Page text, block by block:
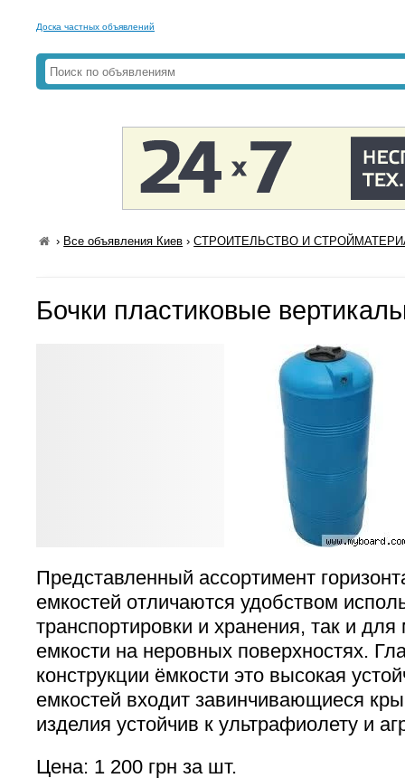
Доска частных объявлений
› Все объявления Киев ›СТРОИТЕЛЬСТВО И
Бочки пластиковые
Представленный ассортимент
емкостей отличаются удобством
транспортировки и хранения, так и
емкости на неровных поверхностях.
конструкции ёмкости это высокая
емкостей входит завинчивающиеся
изделия устойчив к ультрафиолету и
Цена: 1 200 грн за шт.